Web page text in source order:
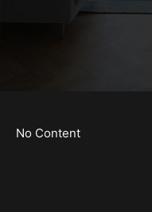
No Content